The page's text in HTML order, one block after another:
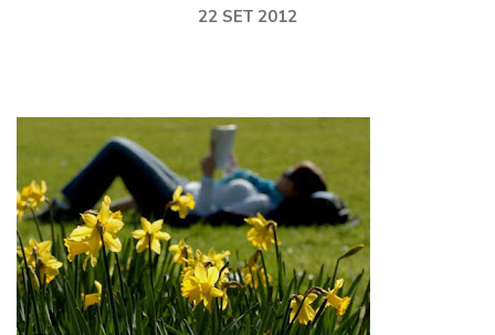
22 SET 2012